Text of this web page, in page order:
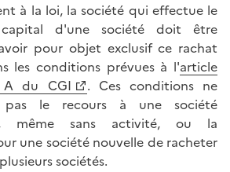
à la loi, la société qui effectue le
d'une société doit être
pour objet exclusif ce rachat
les conditions prévues à l'article
du CGI
. Ces conditions ne
pas le recours à une société
même sans activité, ou la
une société nouvelle de racheter
sociétés.